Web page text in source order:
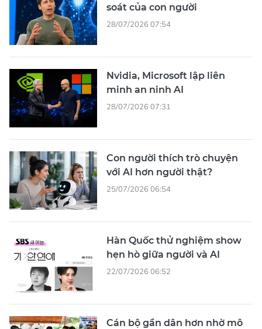
soát của con người
28/07/2026 07:54
Nvidia, Microsoft lập liên
minh an ninh AI
28/07/2026 07:31
Con người thích trò chuyện
với AI hơn người thật?
25/07/2026 06:54
Hàn Quốc thử nghiệm show
hẹn hò giữa người và AI
22/07/2026 06:52
Cán bộ gần dân hơn nhờ mô